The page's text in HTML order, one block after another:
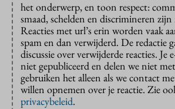
het onderwerp, en toon respect:
smaad, schelden en discrimineren
Reacties met url’s erin worden vaak
spam en dan verwijderd. De redactie
discussie over verwijderde reacties. Je
niet gepubliceerd en delen we niet
gebruiken het alleen als we contact
willen opnemen over je reactie. Zie
privacybeleid.